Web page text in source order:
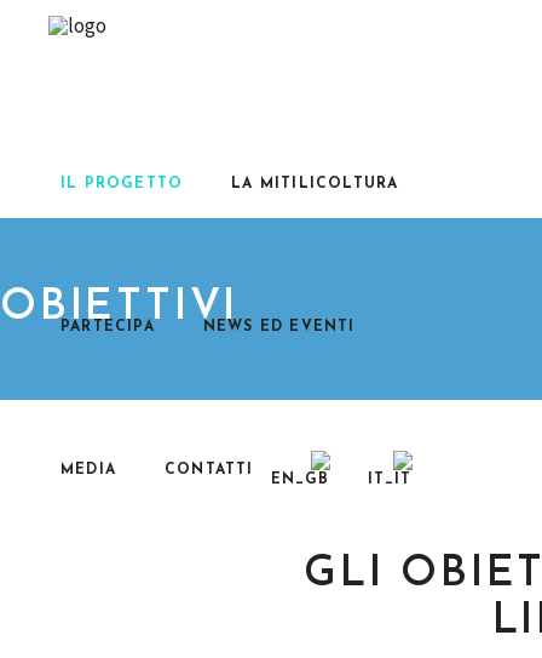
IL PROGETTO LA MITILICOLTURA
PARTECIPA NEWS ED EVENTI
MEDIA CONTATTI
OBIETTIVI
GLI